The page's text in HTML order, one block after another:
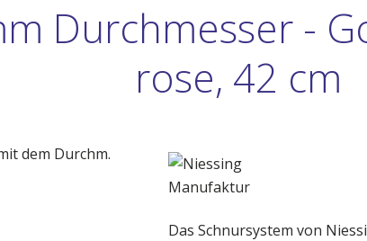
Durchmesser -
rose, 42 cm
Das Schnursystem von